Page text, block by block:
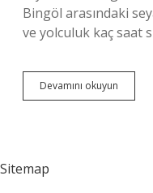
Bingöl arasındaki
ve yolculuk kaç saat
Devamını okuyun
Ile
Sitemap